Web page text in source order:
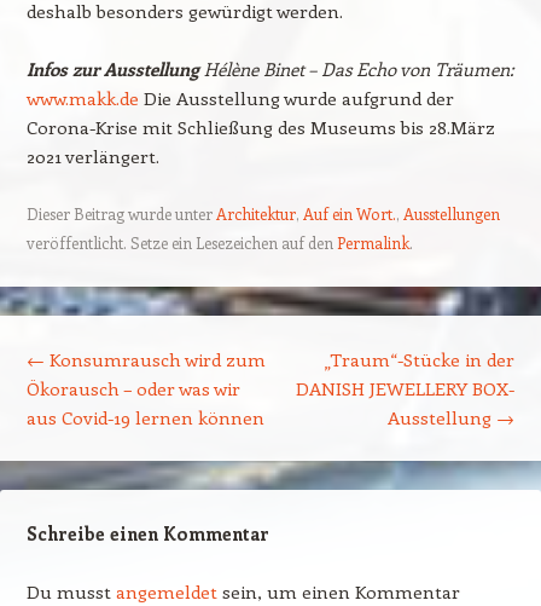
deshalb besonders gewürdigt werden.
Infos zur AusstellungHélène Binet – Das Echo von Träumen:
www.makk.de Die Ausstellung wurde aufgrund der
Corona-Krise mit Schließung des Museums bis 28.März
2021 verlängert.
Dieser Beitrag wurde unterArchitektur, Auf ein Wort., Ausstellungen
veröffentlicht. Setze ein Lesezeichen auf denPermalink.
← Konsumrausch wird zum
Ökorausch – oder was wir
aus Covid-19 lernen können
„Traum“-Stücke in der
DANISH JEWELLERY BOX-
Ausstellung →
Schreibe einen Kommentar
Du musst angemeldetsein, um einen Kommentar